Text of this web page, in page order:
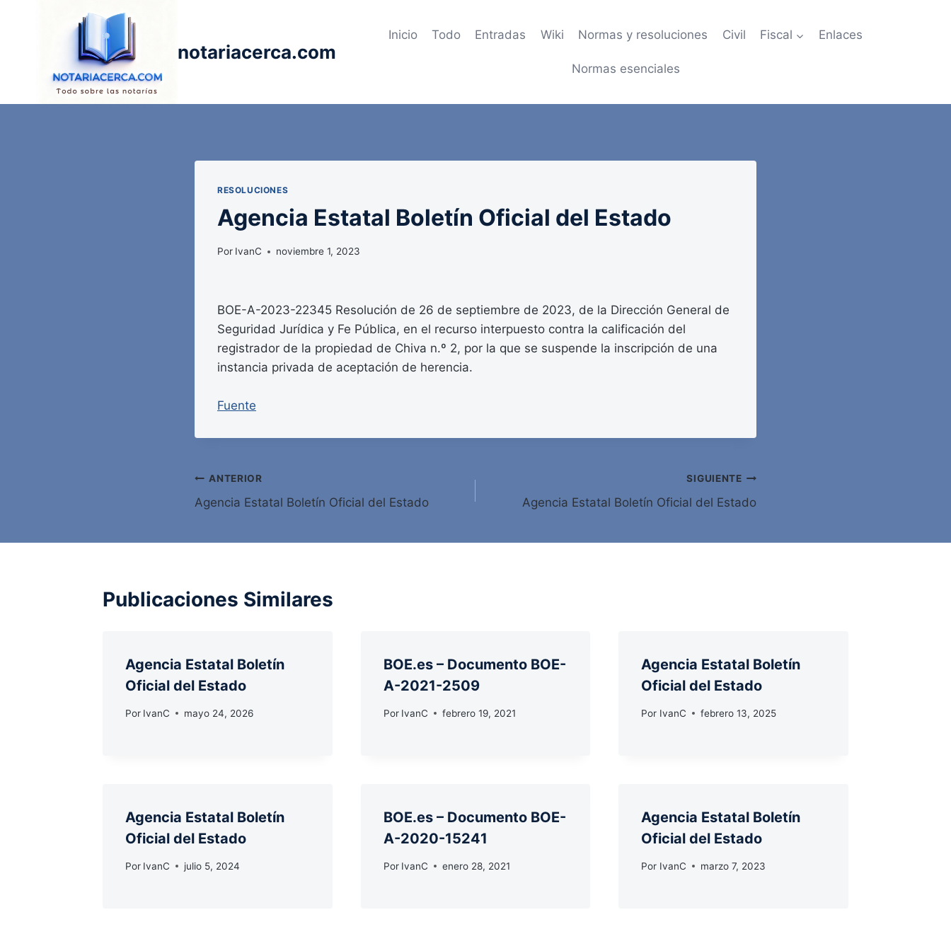
notariacerca.com
Inicio Todo Entradas Wiki Normas y resoluciones Civil Fiscal Enlaces
Normas esenciales
RESOLUCIONES
Agencia Estatal Boletín Oficial del Estado
Por IvanC noviembre 1, 2023
BOE-A-2023-22345 Resolución de 26 de septiembre de 2023, de la Dirección General de
Seguridad Jurídica y Fe Pública, en el recurso interpuesto contra la calificación del
registrador de la propiedad de Chiva n.º 2, por la que se suspende la inscripción de una
instancia privada de aceptación de herencia.
Fuente
Navegación
de
entradas
ANTERIOR
Agencia Estatal Boletín Oficial del Estado
SIGUIENTE
Agencia Estatal Boletín Oficial del Estado
Publicaciones Similares
Agencia Estatal Boletín
Oficial del Estado
Por IvanC mayo 24, 2026
BOE.es – Documento BOE-
A-2021-2509
Por IvanC febrero 19, 2021
Agencia Estatal Boletín
Oficial del Estado
Por IvanC febrero 13, 2025
Agencia Estatal Boletín
Oficial del Estado
Por IvanC julio 5, 2024
BOE.es – Documento BOE-
A-2020-15241
Por IvanC enero 28, 2021
Agencia Estatal Boletín
Oficial del Estado
Por IvanC marzo 7, 2023